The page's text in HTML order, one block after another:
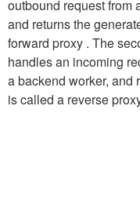
outbound request from
and returns the
forward proxy . The
handles an incoming
a backend worker, and
is called a reverse